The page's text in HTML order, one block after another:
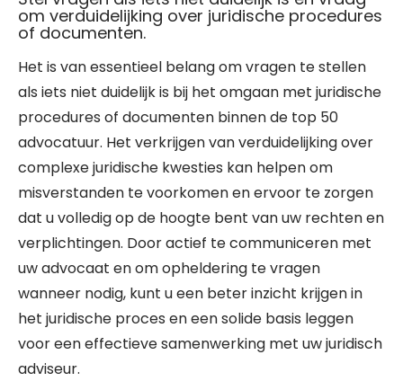
om verduidelijking over juridische procedures
of documenten.
Het is van essentieel belang om vragen te stellen
als iets niet duidelijk is bij het omgaan met juridische
procedures of documenten binnen de top 50
advocatuur. Het verkrijgen van verduidelijking over
complexe juridische kwesties kan helpen om
misverstanden te voorkomen en ervoor te zorgen
dat u volledig op de hoogte bent van uw rechten en
verplichtingen. Door actief te communiceren met
uw advocaat en om opheldering te vragen
wanneer nodig, kunt u een beter inzicht krijgen in
het juridische proces en een solide basis leggen
voor een effectieve samenwerking met uw juridisch
adviseur.